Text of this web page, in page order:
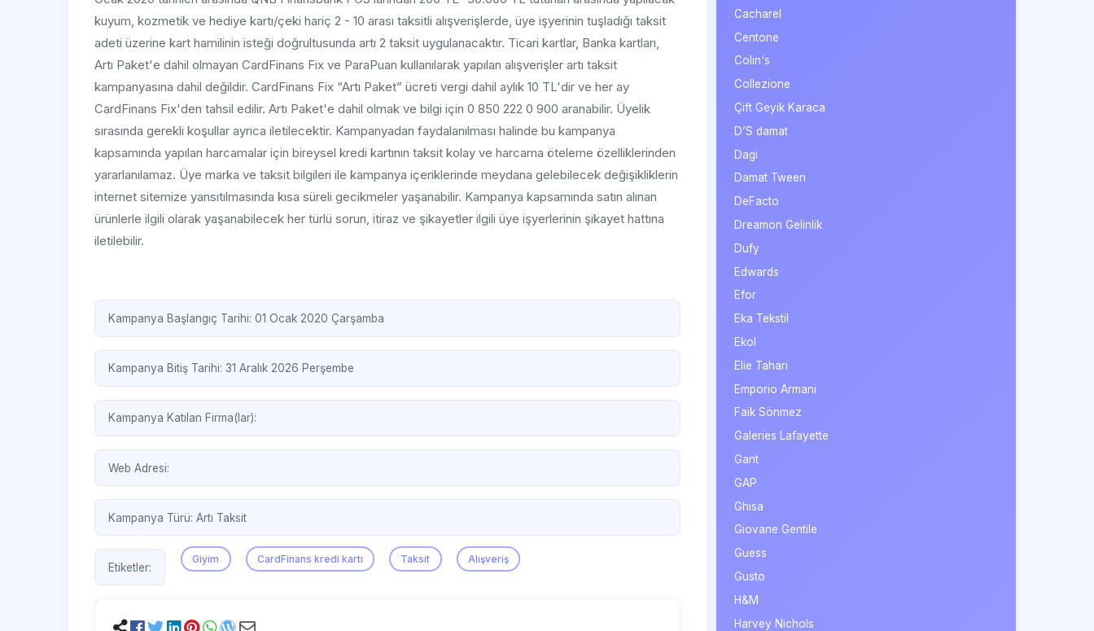
kuyum, kozmetik ve hediye kartı/çeki hariç 2 - 10 arası taksitli alışverişlerde, üye işyerinin tuşladığı taksit
adeti üzerine kart hamilinin isteği doğrultusunda artı 2 taksit uygulanacaktır. Ticari kartlar, Banka kartları,
Artı Paket'e dahil olmayan CardFinans Fix ve ParaPuan kullanılarak yapılan alışverişler artı taksit
kampanyasına dahil değildir. CardFinans Fix “Artı Paket” ücreti vergi dahil aylık 10 TL'dir ve her ay
CardFinans Fix'den tahsil edilir. Artı Paket'e dahil olmak ve bilgi için 0 850 222 0 900 aranabilir. Üyelik
sırasında gerekli koşullar ayrıca iletilecektir. Kampanyadan faydalanılması halinde bu kampanya
kapsamında yapılan harcamalar için bireysel kredi kartının taksit kolay ve harcama öteleme özelliklerinden
yararlanılamaz. Üye marka ve taksit bilgileri ile kampanya içeriklerinde meydana gelebilecek değişikliklerin
internet sitemize yansıtılmasında kısa süreli gecikmeler yaşanabilir. Kampanya kapsamında satın alınan
ürünlerle ilgili olarak yaşanabilecek her türlü sorun, itiraz ve şikayetler ilgili üye işyerlerinin şikayet hattına
iletilebilir.
Kampanya Başlangıç Tarihi: 01 Ocak 2020 Çarşamba
Kampanya Bitiş Tarihi: 31 Aralık 2026 Perşembe
Kampanya Katılan Firma(lar):
Web Adresi:
Kampanya Türü: Artı Taksit
Etiketler:
Giyim CardFinans kredi kartı Taksit Alışveriş
Cacharel
Centone
Colin's
Collezione
Çift Geyik Karaca
D’S damat
Dagi
Damat Tween
DeFacto
Dreamon Gelinlik
Dufy
Edwards
Efor
Eka Tekstil
Ekol
Elie Tahari
Emporio Armani
Faik Sönmez
Galeries Lafayette
Gant
GAP
Ghisa
Giovane Gentile
Guess
Gusto
H&M
Harvey Nichols